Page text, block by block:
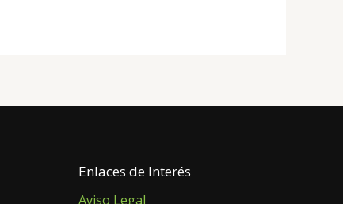
Enlaces de Interés
Aviso Legal